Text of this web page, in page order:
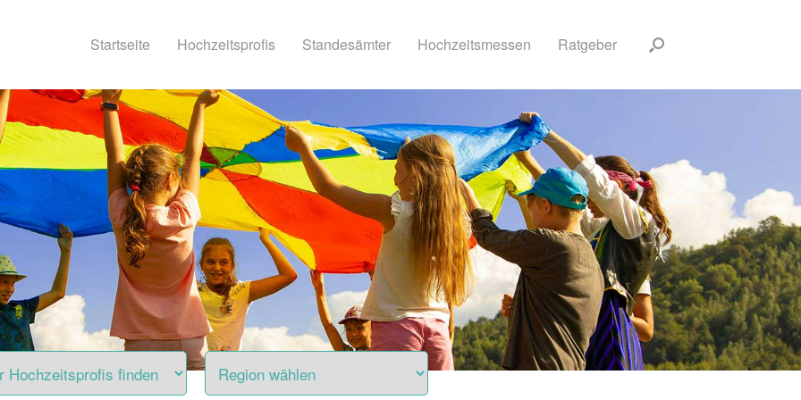
Startseite Hochzeitsprofis Standesämter Hochzeitsmessen Ratgeber